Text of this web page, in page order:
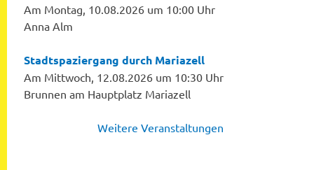
Am Montag, 10.08.2026 um 10:00 Uhr
Anna Alm
Stadtspaziergang durch Mariazell
Am Mittwoch, 12.08.2026 um 10:30 Uhr
Brunnen am Hauptplatz Mariazell
Weitere Veranstaltungen